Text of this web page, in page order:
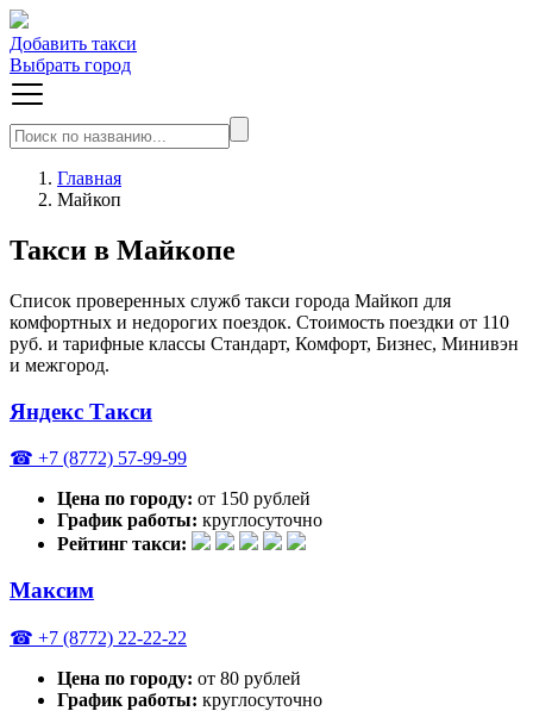
Добавить такси
Выбрать город
Главная
Майкоп
Такси в Майкопе
Список проверенных служб такси города Майкоп для
комфортных и недорогих поездок. Стоимость поездки от 110
руб. и тарифные классы Стандарт, Комфорт, Бизнес, Минивэн
и межгород.
Яндекс Такси
☎ +7 (8772) 57-99-99
Цена по городу: от 150 рублей
График работы: круглосуточно
Рейтинг такси:
Максим
☎ +7 (8772) 22-22-22
Цена по городу: от 80 рублей
График работы: круглосуточно